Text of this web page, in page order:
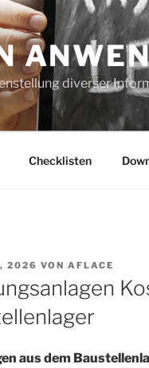
diverser
Checklisten
2026 VON AFLACE
aus dem